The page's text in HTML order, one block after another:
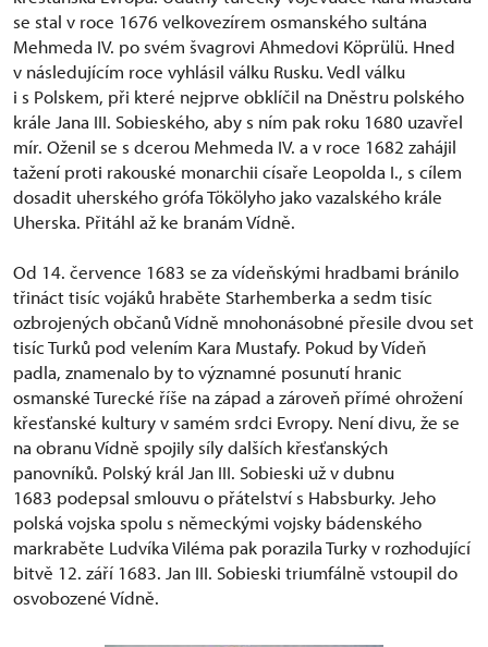
se stal v roce 1676 velkovezírem osmanského sultána
Mehmeda IV. po svém švagrovi Ahmedovi Köprülü. Hned
v následujícím roce vyhlásil válku Rusku. Vedl válku
i s Polskem, při které nejprve obklíčil na Dněstru polského
krále Jana III. Sobieského, aby s ním pak roku 1680 uzavřel
mír. Oženil se s dcerou Mehmeda IV. a v roce 1682 zahájil
tažení proti rakouské monarchii císaře Leopolda I., s cílem
dosadit uherského grófa Tökölyho jako vazalského krále
Uherska. Přitáhl až ke branám Vídně.
Od 14. července 1683 se za vídeňskými hradbami bránilo
třináct tisíc vojáků hraběte Starhemberka a sedm tisíc
ozbrojených občanů Vídně mnohonásobné přesile dvou set
tisíc Turků pod velením Kara Mustafy. Pokud by Vídeň
padla, znamenalo by to významné posunutí hranic
osmanské Turecké říše na západ a zároveň přímé ohrožení
křesťanské kultury v samém srdci Evropy. Není divu, že se
na obranu Vídně spojily síly dalších křesťanských
panovníků. Polský král Jan III. Sobieski už v dubnu
1683 podepsal smlouvu o přátelství s Habsburky. Jeho
polská vojska spolu s německými vojsky bádenského
markraběte Ludvíka Viléma pak porazila Turky v rozhodující
bitvě 12. září 1683. Jan III. Sobieski triumfálně vstoupil do
osvobozené Vídně.